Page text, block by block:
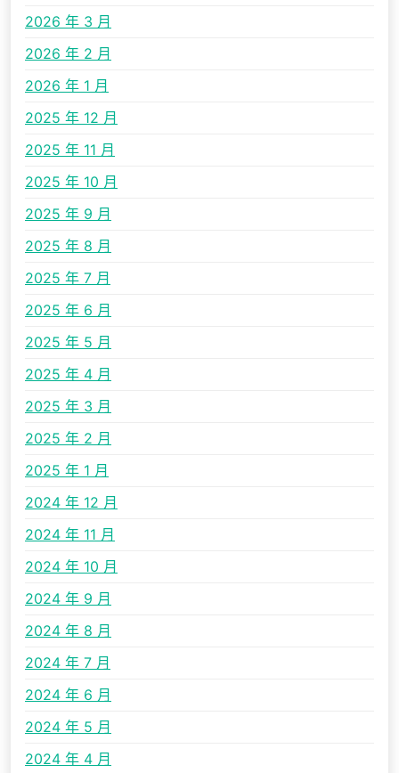
2026 年 3 月
2026 年 2 月
2026 年 1 月
2025 年 12 月
2025 年 11 月
2025 年 10 月
2025 年 9 月
2025 年 8 月
2025 年 7 月
2025 年 6 月
2025 年 5 月
2025 年 4 月
2025 年 3 月
2025 年 2 月
2025 年 1 月
2024 年 12 月
2024 年 11 月
2024 年 10 月
2024 年 9 月
2024 年 8 月
2024 年 7 月
2024 年 6 月
2024 年 5 月
2024 年 4 月